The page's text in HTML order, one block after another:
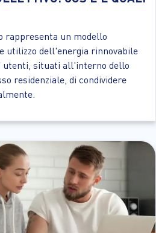
rappresenta un modello
utilizzo dell'energia rinnovabile
utenti, situati all'interno dello
residenziale, di condividere